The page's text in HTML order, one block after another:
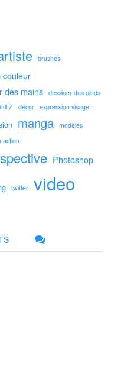
brushes
couleur
des mains dessiner des pieds
Z décor expression visage
manga modèles
action
Photoshop
twitter video